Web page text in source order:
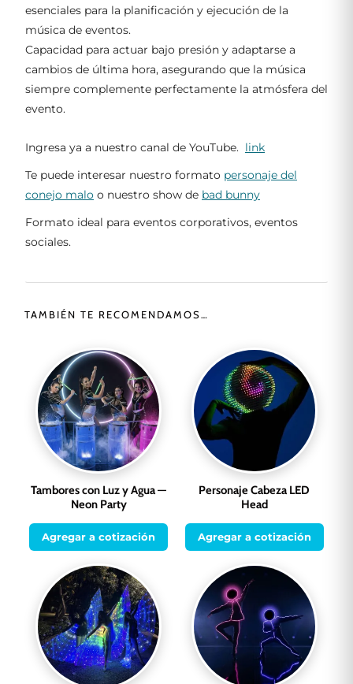
esenciales para la planificación y ejecución de la
música de eventos.
Capacidad para actuar bajo presión y adaptarse a
cambios de última hora, asegurando que la música
siempre complemente perfectamente la atmósfera del
evento.
Ingresa ya a nuestro canal de YouTube. link
Te puede interesar nuestro formato personaje del
conejo malo o nuestro show de bad bunny
Formato ideal para eventos corporativos, eventos
sociales.
TAMBIÉN TE RECOMENDAMOS…
Tambores con Luz y Agua —
Neon Party
Agregar a cotización
Personaje Cabeza LED
Head
Agregar a cotización